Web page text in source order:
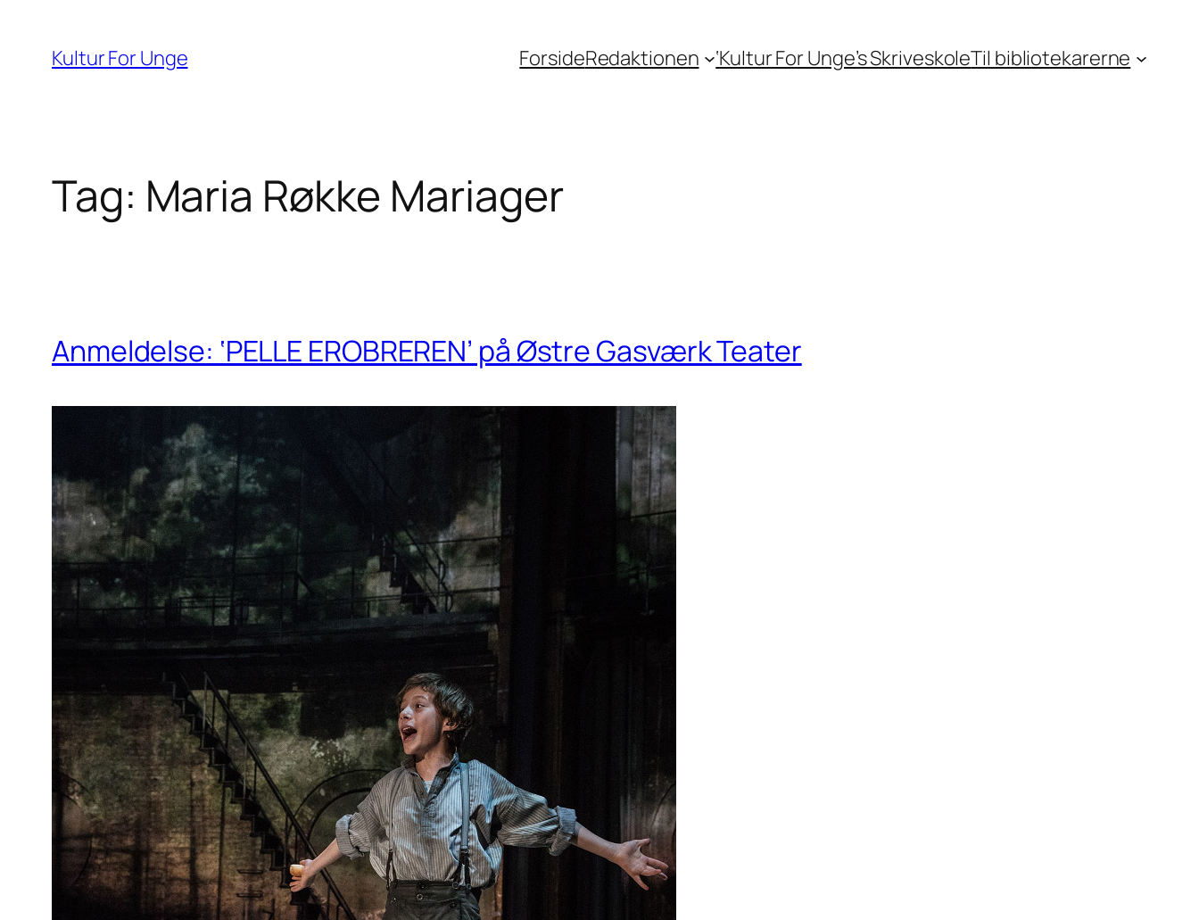
indhold
Kultur For Unge ForsideRedaktionen ‘Kultur For Unge’s SkriveskoleTil bibliotekarerne
Tag: Maria Røkke Mariager
Anmeldelse: ‘PELLE EROBREREN’ på Østre Gasværk Teater